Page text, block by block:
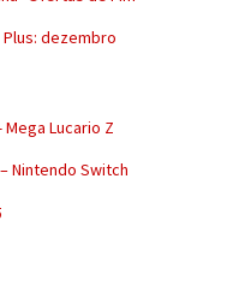
dezembro
Lucario Z
Nintendo Switch